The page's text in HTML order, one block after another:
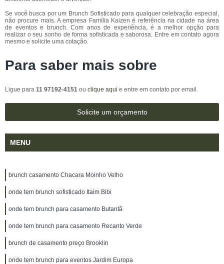
Se você busca por um Brunch Sofisticado para qualquer celebração especial,
não procure mais. A empresa Família Kaizen é referência na cidade na área
de eventos e brunch. Com anos de experiência, é a melhor opção para
realizar o seu sonho de forma sofisticada e saborosa. Entre em contato agora
mesmo e solicite uma cotação.
Para saber mais sobre
Ligue para 11 97192-4151 ou clique aqui e entre em contato por email.
Solicite um orçamento
MENU
brunch casamento Chacara Moinho Velho
onde tem brunch sofisticado Itaim Bibi
onde tem brunch para casamento Butantã
onde tem brunch para casamento Recanto Verde
brunch de casamento preço Brooklin
onde tem brunch para eventos Jardim Europa